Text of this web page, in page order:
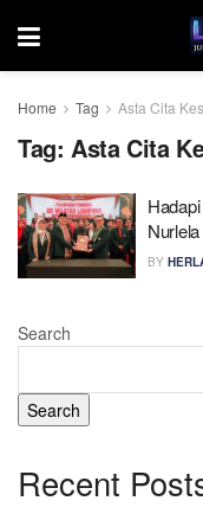
Home Tag Asta Cita
Tag: Asta Cita
BY
Search
Search
Recent